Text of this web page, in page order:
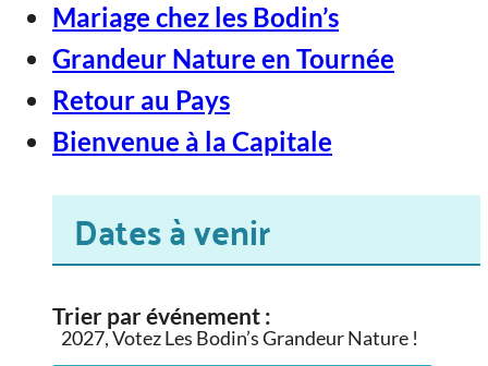
Mariage chez les Bodin’s
Grandeur Nature en Tournée
Retour au Pays
Bienvenue à la Capitale
Dates à venir
Trier par événement :
2027, Votez Les Bodin’s Grandeur Nature !